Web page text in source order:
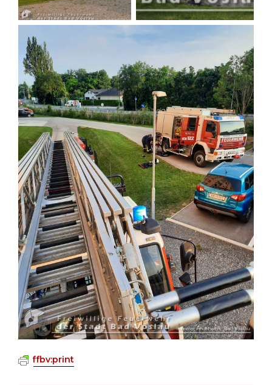
ffbv:print